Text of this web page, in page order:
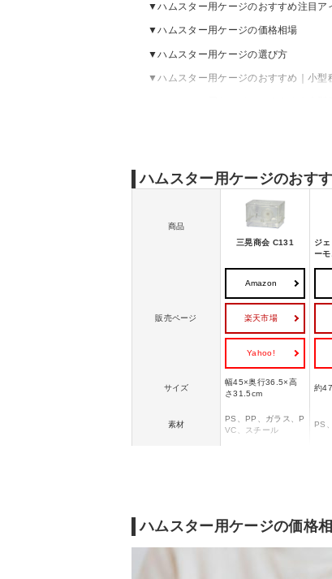
ハムスター用ケージのおすすめ注目ア
ハムスター用ケージの価格相場
ハムスター用ケージの選び方
ハムスター用ケージのおすすめ｜小型
ハムスター用ケージのおす
商品
三晃商会 C131
ジ
ー
販売ページ
Amazon
楽天市場
Yahoo!
サイズ
幅45×奥行36.5×高
さ31.5cm
約
素材
PS、PP、ガラス、P
VC、スチール
PS
0）、透明食器
ハムスター用ケージの価格